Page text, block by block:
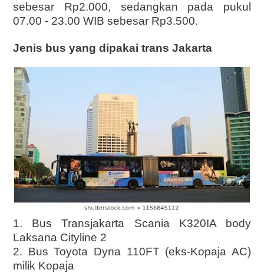
sebesar Rp2.000, sedangkan pada pukul
07.00 - 23.00 WIB sebesar Rp3.500.
Jenis bus yang dipakai trans Jakarta
1. Bus Transjakarta Scania K320IA body
Laksana Cityline 2
2. Bus Toyota Dyna 110FT (eks-Kopaja AC)
milik Kopaja